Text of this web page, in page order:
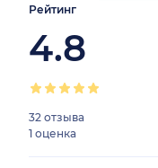
Рейтинг
4.8
32 отзыва
1 оценка
0%
progress: